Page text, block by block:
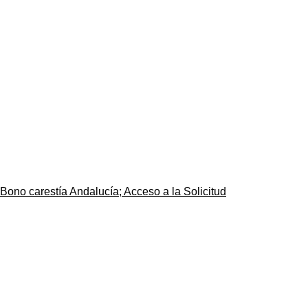
Bono carestía Andalucía; Acceso a la Solicitud